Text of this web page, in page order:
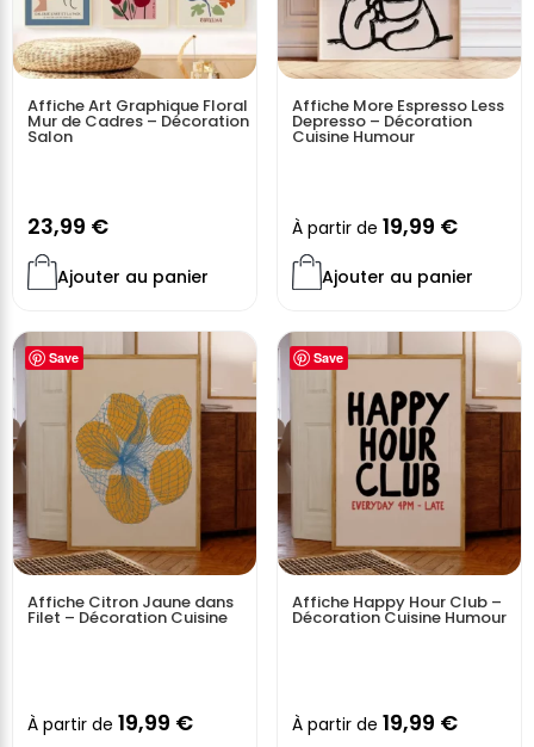
Affiche Art Graphique Floral
Mur de Cadres – Décoration
Salon
23,99 €
Ajouter au panier
Affiche More Espresso Less
Depresso – Décoration
Cuisine Humour
À partir de 19,99 €
Ajouter au panier
Save
Affiche Citron Jaune dans
Filet – Décoration Cuisine
À partir de 19,99 €
Save
Affiche Happy Hour Club –
Décoration Cuisine Humour
À partir de 19,99 €